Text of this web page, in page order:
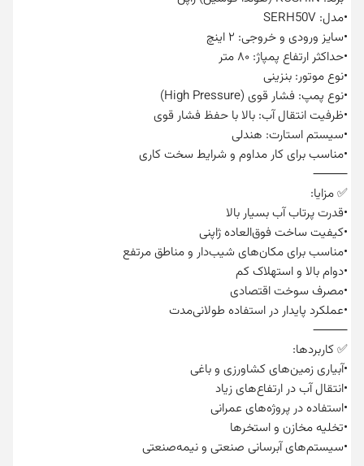
•مدل: SERH50V
•سایز ورودی و خروجی: ۲ اینچ
•حداکثر ارتفاع پمپاژ: ۸۰ متر
•نوع موتور: بنزینی
•نوع پمپ: فشار قوی (High Pressure)
•ظرفیت انتقال آب: بالا با حفظ فشار قوی
•سیستم استارت: هندلی
•مناسب برای کار مداوم و شرایط سخت کاری
⸻
✅ مزایا:
•قدرت پرتاب آب بسیار بالا
•کیفیت ساخت فوق‌العاده ژاپنی
•مناسب برای مکان‌های شیب‌دار و مناطق مرتفع
•دوام بالا و استهلاک کم
•مصرف سوخت اقتصادی
•عملکرد پایدار در استفاده طولانی‌مدت
⸻
✅ کاربردها:
•آبیاری زمین‌های کشاورزی و باغی
•انتقال آب در ارتفاع‌های زیاد
•استفاده در پروژه‌های عمرانی
•تخلیه مخازن و استخرها
•سیستم‌های آبرسانی صنعتی و نیمه‌صنعتی